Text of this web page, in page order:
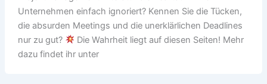
Unternehmen einfach ignoriert? Kennen Sie die Tücken,
die absurden Meetings und die unerklärlichen Deadlines
nur zu gut?
Die Wahrheit liegt auf diesen Seiten! Mehr
dazu findet ihr unter